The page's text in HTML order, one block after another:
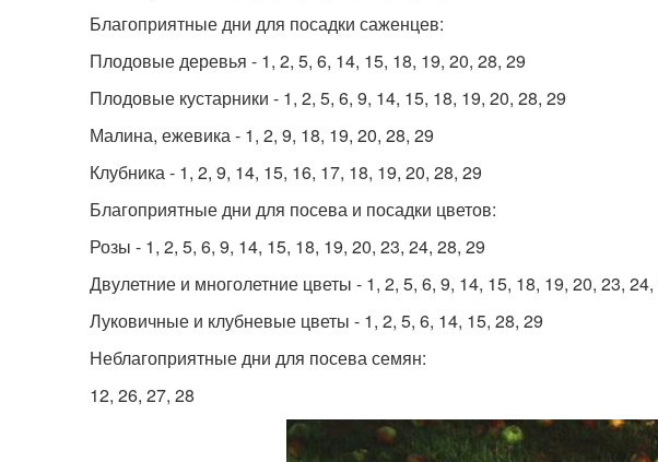
Благоприятные дни для посадки саженцев:
Плодовые деревья - 1, 2, 5, 6, 14, 15, 18, 19, 20, 28, 29
Плодовые кустарники - 1, 2, 5, 6, 9, 14, 15, 18, 19, 20, 28, 29
Малина, ежевика - 1, 2, 9, 18, 19, 20, 28, 29
Клубника - 1, 2, 9, 14, 15, 16, 17, 18, 19, 20, 28, 29
Благоприятные дни для посева и посадки цветов:
Розы - 1, 2, 5, 6, 9, 14, 15, 18, 19, 20, 23, 24, 28, 29
Двулетние и многолетние цветы - 1, 2, 5, 6, 9, 14, 15, 18, 19, 20, 23,
Луковичные и клубневые цветы - 1, 2, 5, 6, 14, 15, 28, 29
Неблагоприятные дни для посева семян:
12, 26, 27, 28